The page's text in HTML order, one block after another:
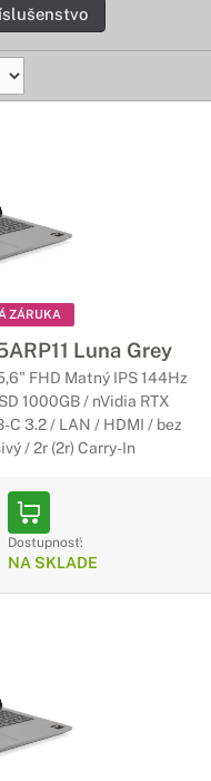
ZÁRUKA
Luna Grey
FHD Matný IPS 144Hz
1000GB / nVidia RTX
C 3.2 / LAN / HDMI / bez
/ 2r (2r) Carry-In
Dostupnosť:
NA SKLADE